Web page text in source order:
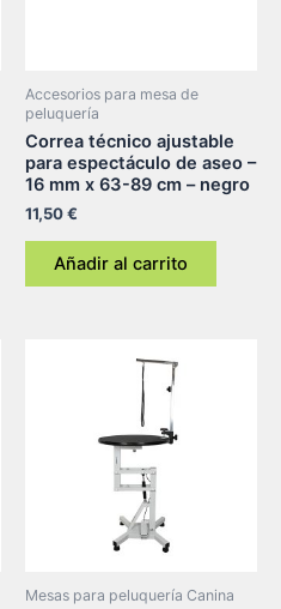
Accesorios para mesa de
peluquería
Correa técnico ajustable
para espectáculo de aseo –
16 mm x 63-89 cm – negro
11,50€
Añadir al carrito
Mesas para peluquería Canina